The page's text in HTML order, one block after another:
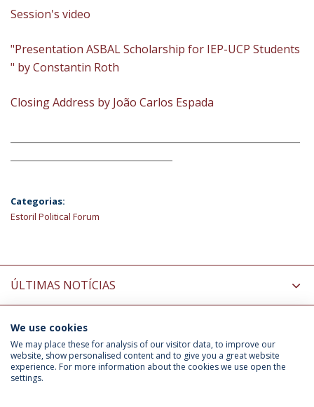
Session's video
"Presentation ASBAL Scholarship for IEP-UCP Students​
" by Constantin Roth
Closing Address by João Carlos Espada
Categorias:
Estoril Political Forum
ÚLTIMAS NOTÍCIAS
INFORMAÇÃO PARA
We use cookies
We may place these for analysis of our visitor data, to improve our
website, show personalised content and to give you a great website
experience. For more information about the cookies we use open the
settings.